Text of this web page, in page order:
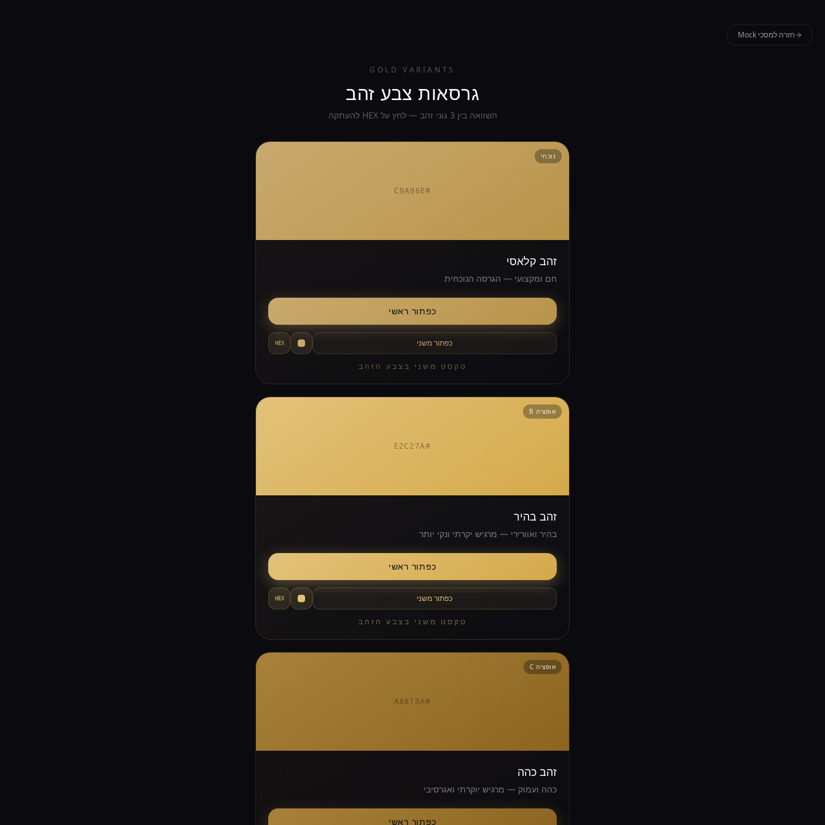
חזרה למסכי Mock
GOLD VARIANTS
גרסאות צבע זהב
השוואה בין 3 גוני זהב — לחץ על HEX להעתקה
#C9A96E
נוכחי
זהב קלאסי
חם ומקצועי — הגרסה הנוכחית
כפתור ראשי
כפתור משני HEX
טקסט משני בצבע הזהב
#E2C27A
אופציה B
זהב בהיר
בהיר ואוורירי — מרגיש יקרתי ונקי יותר
כפתור ראשי
כפתור משני HEX
טקסט משני בצבע הזהב
#A8813A
אופציה C
זהב כהה
כהה ועמוק — מרגיש יוקרתי ואגרסיבי
כפתור ראשי